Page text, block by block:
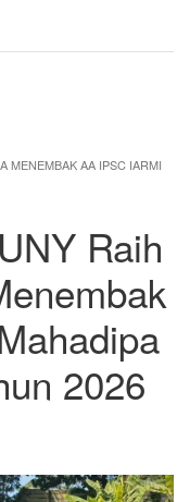
MENEMBAK AA IPSC IARMI
Raih
2026